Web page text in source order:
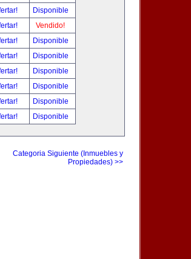
Disponible
Vendido!
Disponible
Disponible
Disponible
Disponible
Disponible
Disponible
Categoria Siguiente (Inmuebles y
Propiedades) >>